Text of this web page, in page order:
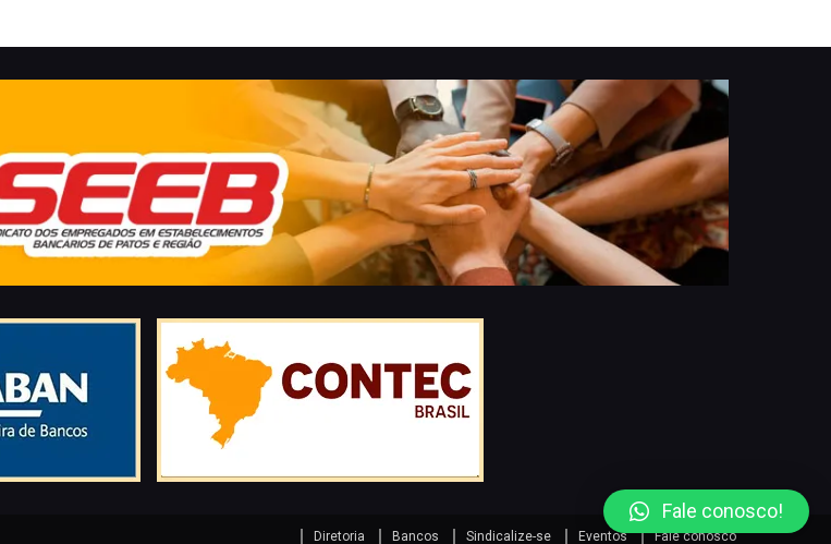
Diretoria Bancos Sindicalize-se Eventos Fale conosco
Fale conosco!